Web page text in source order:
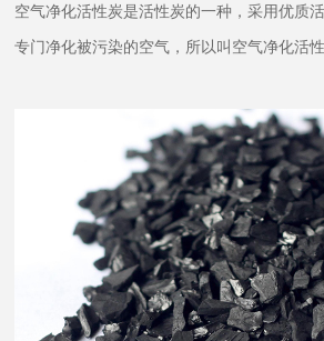
空气净化活性炭是活性炭的一种，采用优质
专门净化被污染的空气，所以叫空气净化活性